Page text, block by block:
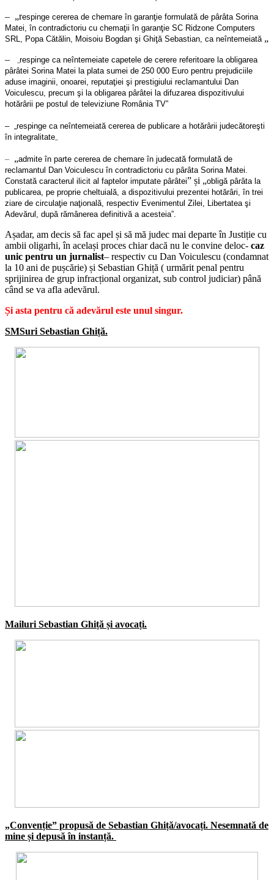
– „respinge cererea de chemare în garanţie formulată de pârâta Sorina
Matei, în contradictoriu cu chemaţii în garanţie SC Ridzone Computers
SRL, Popa Cătălin, Moisoiu Bogdan şi Ghiţă Sebastian, ca neîntemeiată „
–
respinge ca neîntemeiate capetele de cerere referitoare la obligarea
pârâtei Sorina Matei la plata sumei de 250 000 Euro pentru prejudiciile
aduse imaginii, onoarei, reputaţiei şi prestigiului reclamantului Dan
Voiculescu, precum şi la obligarea pârâtei la difuzarea dispozitivului
hotărârii pe postul de televiziune România TV”
– „respinge ca neîntemeiată cererea de publicare a hotărârii judecătoreşti
în integralitate
– „admite în parte cererea de chemare în judecată formulată de
reclamantul Dan Voiculescu în contradictoriu cu pârâta Sorina Matei.
Constată caracterul ilicit al faptelor imputate pârâtei” și „obligă pârâta la
publicarea, pe proprie cheltuială, a dispozitivului prezentei hotărâri, în trei
ziare de circulaţie naţională, respectiv Evenimentul Zilei, Libertatea şi
Adevărul, după rămânerea definitivă a acesteia”
Așadar, am decis să fac apel și să mă judec mai departe în Justiție cu
ambii oligarhi, în același proces chiar dacă nu le convine deloc- caz
unic pentru un jurnalist– respectiv cu Dan Voiculescu (condamnat
la 10 ani de pușcărie) și Sebastian Ghiță ( urmărit penal pentru
sprijinirea de grup infracțional organizat, sub control judiciar) până
când se va afla adevărul.
Și asta pentru că adevărul este unul singur.
SMSuri Sebastian Ghiță.
Mailuri Sebastian Ghiță și avocați.
„Convenție” propusă de Sebastian Ghiță/avocați. Nesemnată de
mine și depusă în instanță.